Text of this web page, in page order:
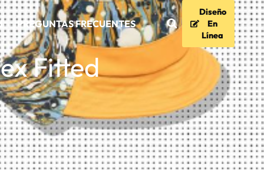
PREGUNTAS FRECUENTES
Diseño
En
Línea
Fitted